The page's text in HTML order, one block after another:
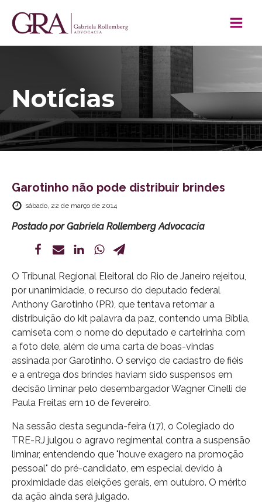
Notícias
Garotinho não pode distribuir brindes
sábado, 22 de março de 2014
Postado porGabriela Rollemberg Advocacia
O Tribunal Regional Eleitoral do Rio de Janeiro rejeitou,
por unanimidade, o recurso do deputado federal
Anthony Garotinho (PR), que tentava retomar a
distribuição do kit palavra da paz, contendo uma Bíblia,
camiseta com o nome do deputado e carteirinha com
a foto dele, além de uma carta de boas-vindas
assinada por Garotinho. O serviço de cadastro de fiéis
e a entrega dos brindes haviam sido suspensos em
decisão liminar pelo desembargador Wagner Cinelli de
Paula Freitas em 10 de fevereiro.
Na sessão desta segunda-feira (17), o Colegiado do
TRE-RJ julgou o agravo regimental contra a suspensão
liminar, entendendo que "houve exagero na promoção
pessoal" do pré-candidato, em especial devido à
proximidade das eleições gerais, em outubro. O mérito
da ação ainda será julgado.